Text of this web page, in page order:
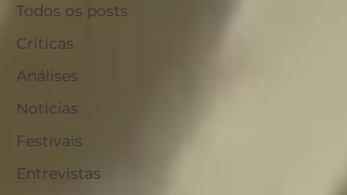
Todos os posts
Críticas
Análises
Notícias
Festivais
Entrevistas